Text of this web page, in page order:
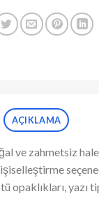
SEPETE EKLE
AÇIKLAMA
ve zahmetsiz
yazı